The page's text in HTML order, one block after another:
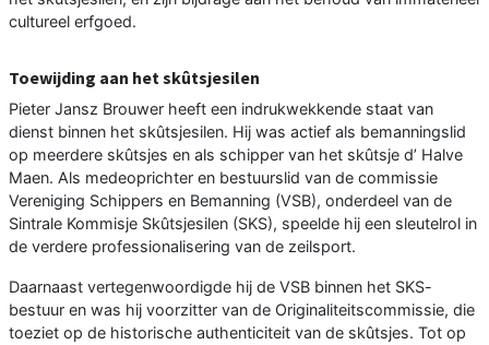
cultureel erfgoed.
Toewijding aan het skûtsjesilen
Pieter Jansz Brouwer heeft een indrukwekkende staat van
dienst binnen het skûtsjesilen. Hij was actief als bemanningslid
op meerdere skûtsjes en als schipper van het skûtsje d’ Halve
Maen. Als medeoprichter en bestuurslid van de commissie
Vereniging Schippers en Bemanning (VSB), onderdeel van de
Sintrale Kommisje Skûtsjesilen (SKS), speelde hij een sleutelrol in
de verdere professionalisering van de zeilsport.
Daarnaast vertegenwoordigde hij de VSB binnen het SKS-
bestuur en was hij voorzitter van de Originaliteitscommissie, die
toeziet op de historische authenticiteit van de skûtsjes. Tot op